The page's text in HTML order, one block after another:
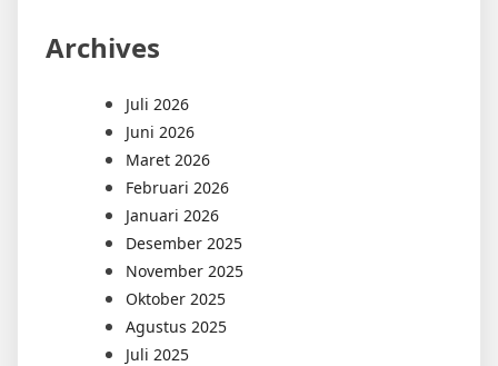
Archives
Juli 2026
Juni 2026
Maret 2026
Februari 2026
Januari 2026
Desember 2025
November 2025
Oktober 2025
Agustus 2025
Juli 2025